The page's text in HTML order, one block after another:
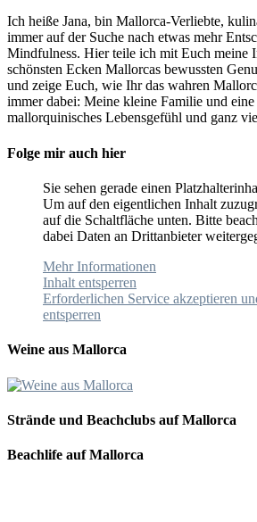
Ich heiße Jana, bin Mallorca-Verliebte,
immer auf der Suche nach etwas mehr
Mindfulness. Hier teile ich mit Euch meine
schönsten Ecken Mallorcas bewussten
und zeige Euch, wie Ihr das wahren
immer dabei: Meine kleine Familie und
mallorquinisches Lebensgefühl und ganz
Folge mir auch hier
Sie sehen gerade einen
Um auf den eigentlichen Inhalt
auf die Schaltfläche unten. Bitte
dabei Daten an Drittanbieter
Mehr Informationen
Inhalt entsperren
Erforderlichen Service akzeptieren
entsperren
Weine aus Mallorca
Strände und Beachclubs auf Mallorca
Beachlife auf Mallorca